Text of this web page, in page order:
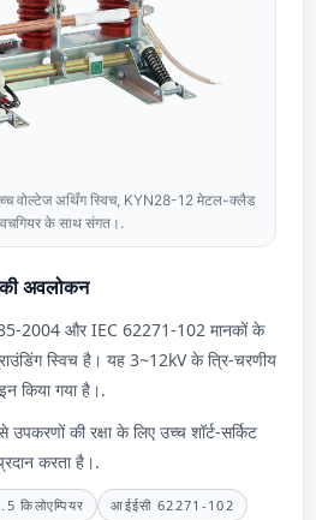
वोल्टेज अर्थिंग स्विच, KYN28-12 मेटल-क्लैड
के साथ संगत।.
अवलोकन
2004 और IEC 62271-102 मानकों के
स्विच है। यह 3~12kV के त्रि-चरणीय
किया गया है।.
की रक्षा के लिए उच्च शॉर्ट-सर्किट
करता है।.
किलोएम्पियर
आईईसी 62271-102